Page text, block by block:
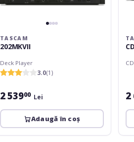
TASCAM
202MKVII
Deck Player
3.0(1)
2 53900 Lei
Adaugă în coș
2